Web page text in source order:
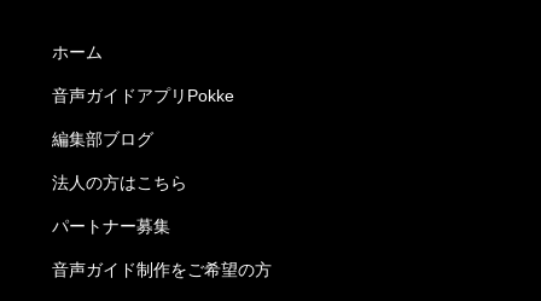
ホーム
音声ガイドアプリPokke
編集部ブログ
法人の方はこちら
パートナー募集
音声ガイド制作をご希望の方